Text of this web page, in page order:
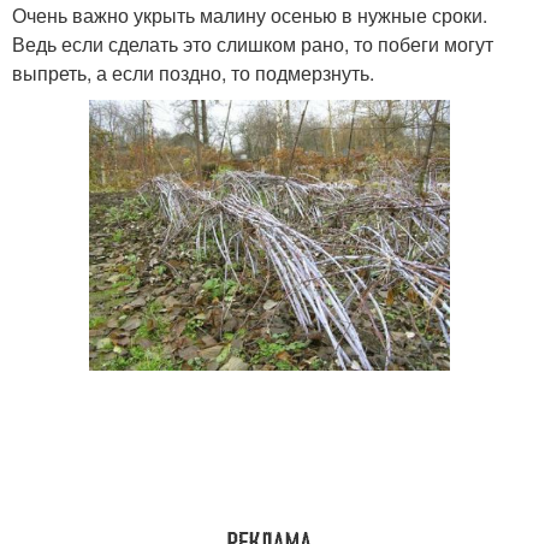
Очень важно укрыть малину осенью в нужные сроки.
Ведь если сделать это слишком рано, то побеги могут
выпреть, а если поздно, то подмерзнуть.